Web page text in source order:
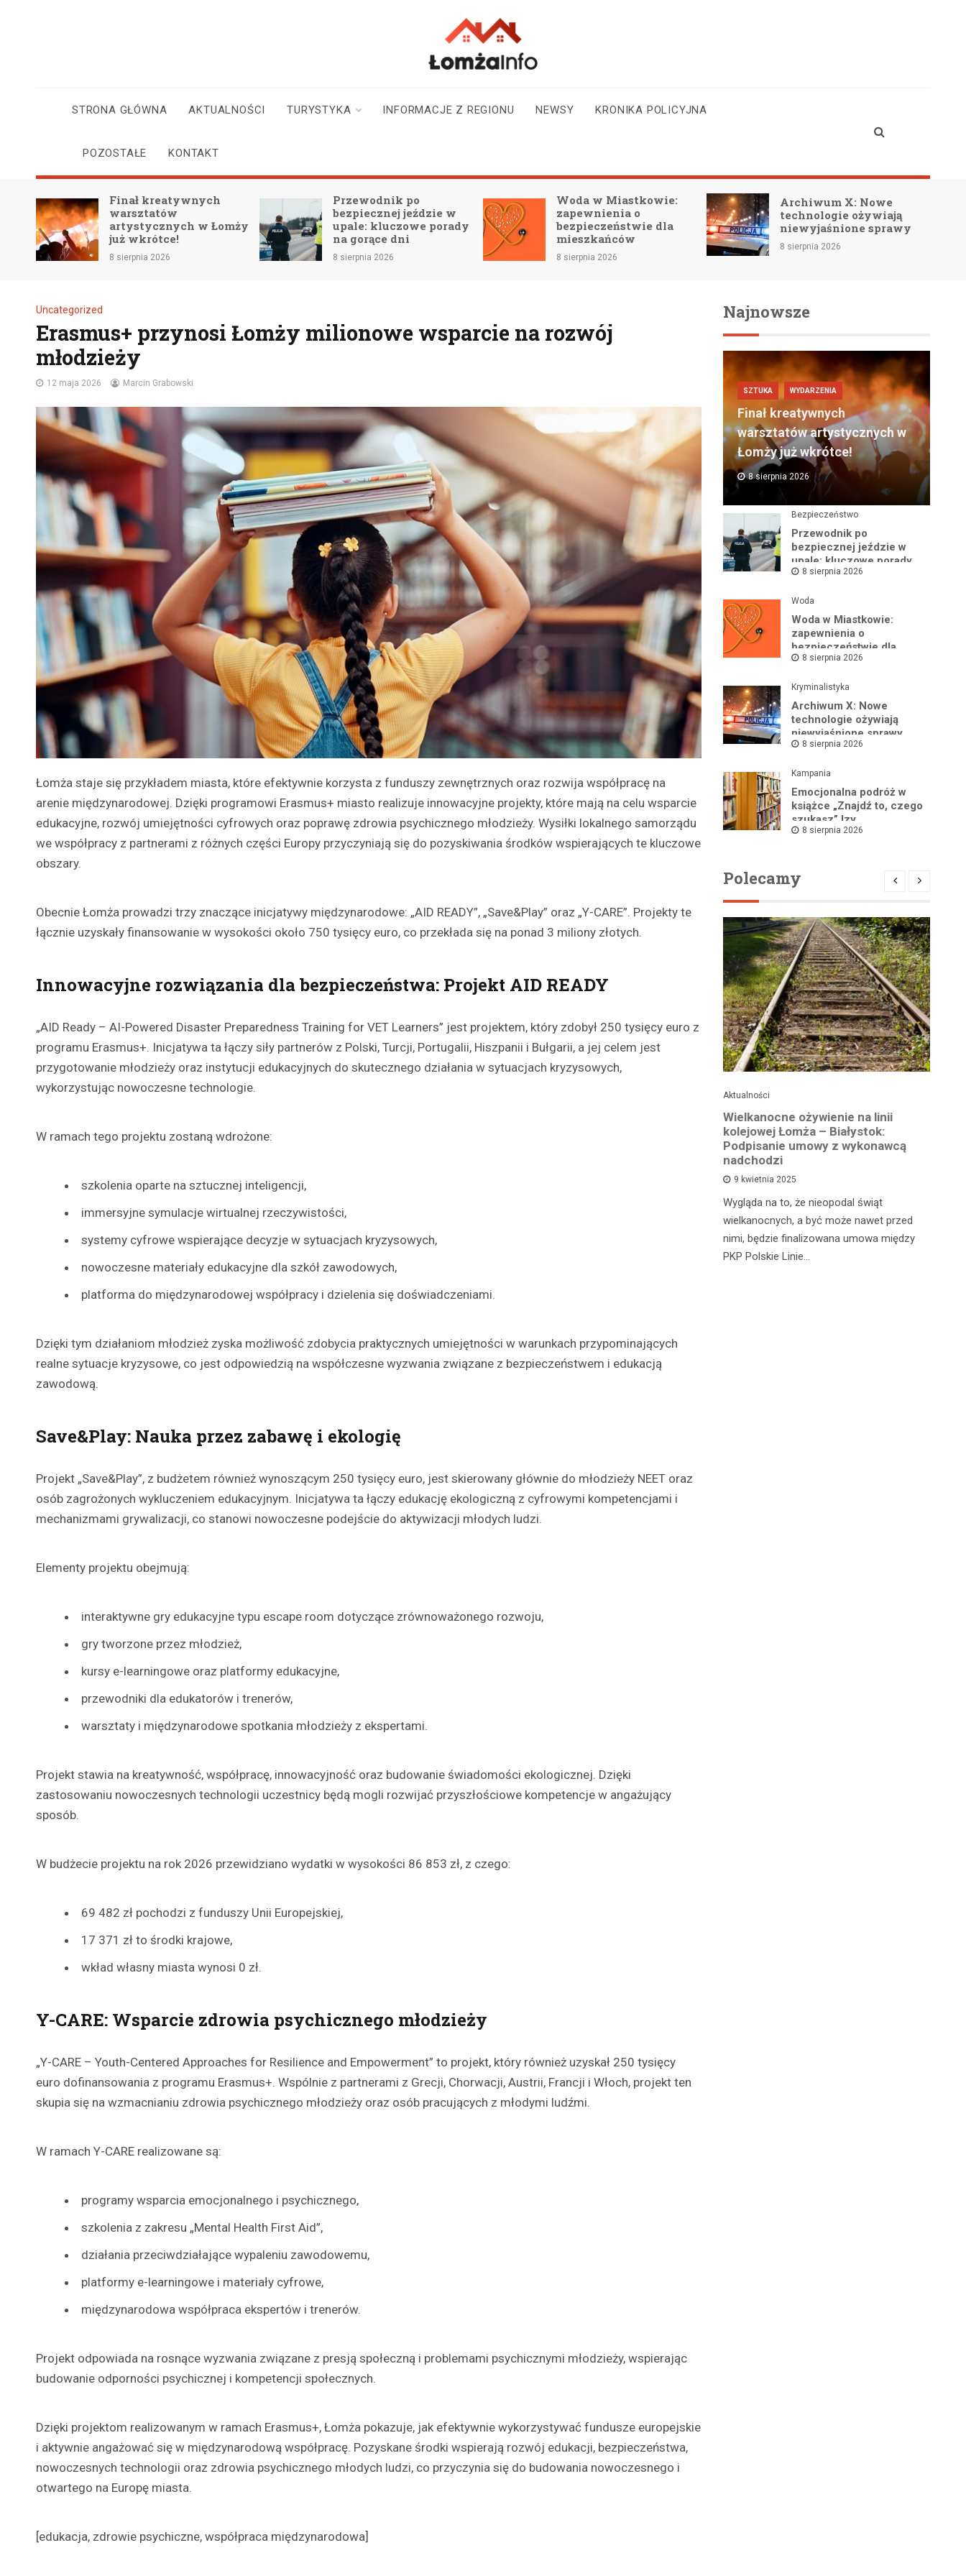
i okolicy
STRONA GŁÓWNA AKTUALNOŚCI TURYSTYKA INFORMACJE Z REGIONU NEWSY KRONIKA POLICYJNA
POZOSTAŁE KONTAKT
Przewodnik po
bezpiecznej jeździe w
upale: kluczowe porady
na gorące dni
8 sierpnia 2026
Woda w Miastkowie:
zapewnienia o
bezpieczeństwie dla
mieszkańców
8 sierpnia 2026
Archiwum X: Nowe
technologie ożywiają
niewyjaśnione sprawy
8 sierpnia 2026
Emocjonalna podróż w
książce „Znajdź to, czego
szukasz” Izy
Maciejewskiej!
Uncategorized
Erasmus+ przynosi Łomży milionowe wsparcie na rozwój
młodzieży
12 maja 2026 Marcin Grabowski
Łomża staje się przykładem miasta, które efektywnie korzysta z funduszy zewnętrznych oraz rozwija współpracę na
arenie międzynarodowej. Dzięki programowi Erasmus+ miasto realizuje innowacyjne projekty, które mają na celu wsparcie
edukacyjne, rozwój umiejętności cyfrowych oraz poprawę zdrowia psychicznego młodzieży. Wysiłki lokalnego samorządu
we współpracy z partnerami z różnych części Europy przyczyniają się do pozyskiwania środków wspierających te kluczowe
obszary.
Obecnie Łomża prowadzi trzy znaczące inicjatywy międzynarodowe: „AID READY”, „Save&Play” oraz „Y-CARE”. Projekty te
łącznie uzyskały finansowanie w wysokości około 750 tysięcy euro, co przekłada się na ponad 3 miliony złotych.
Innowacyjne rozwiązania dla bezpieczeństwa: Projekt AID READY
„AID Ready – AI-Powered Disaster Preparedness Training for VET Learners” jest projektem, który zdobył 250 tysięcy euro z
programu Erasmus+. Inicjatywa ta łączy siły partnerów z Polski, Turcji, Portugalii, Hiszpanii i Bułgarii, a jej celem jest
przygotowanie młodzieży oraz instytucji edukacyjnych do skutecznego działania w sytuacjach kryzysowych,
wykorzystując nowoczesne technologie.
W ramach tego projektu zostaną wdrożone:
szkolenia oparte na sztucznej inteligencji,
immersyjne symulacje wirtualnej rzeczywistości,
systemy cyfrowe wspierające decyzje w sytuacjach kryzysowych,
nowoczesne materiały edukacyjne dla szkół zawodowych,
platforma do międzynarodowej współpracy i dzielenia się doświadczeniami.
Dzięki tym działaniom młodzież zyska możliwość zdobycia praktycznych umiejętności w warunkach przypominających
realne sytuacje kryzysowe, co jest odpowiedzią na współczesne wyzwania związane z bezpieczeństwem i edukacją
zawodową.
Save&Play: Nauka przez zabawę i ekologię
Projekt „Save&Play”, z budżetem również wynoszącym 250 tysięcy euro, jest skierowany głównie do młodzieży NEET oraz
osób zagrożonych wykluczeniem edukacyjnym. Inicjatywa ta łączy edukację ekologiczną z cyfrowymi kompetencjami i
mechanizmami grywalizacji, co stanowi nowoczesne podejście do aktywizacji młodych ludzi.
Elementy projektu obejmują:
interaktywne gry edukacyjne typu escape room dotyczące zrównoważonego rozwoju,
gry tworzone przez młodzież,
kursy e-learningowe oraz platformy edukacyjne,
przewodniki dla edukatorów i trenerów,
warsztaty i międzynarodowe spotkania młodzieży z ekspertami.
Projekt stawia na kreatywność, współpracę, innowacyjność oraz budowanie świadomości ekologicznej. Dzięki
zastosowaniu nowoczesnych technologii uczestnicy będą mogli rozwijać przyszłościowe kompetencje w angażujący
sposób.
W budżecie projektu na rok 2026 przewidziano wydatki w wysokości 86 853 zł, z czego:
69 482 zł pochodzi z funduszy Unii Europejskiej,
17 371 zł to środki krajowe,
wkład własny miasta wynosi 0 zł.
Y-CARE: Wsparcie zdrowia psychicznego młodzieży
„Y-CARE – Youth-Centered Approaches for Resilience and Empowerment” to projekt, który również uzyskał 250 tysięcy
euro dofinansowania z programu Erasmus+. Wspólnie z partnerami z Grecji, Chorwacji, Austrii, Francji i Włoch, projekt ten
skupia się na wzmacnianiu zdrowia psychicznego młodzieży oraz osób pracujących z młodymi ludźmi.
W ramach Y-CARE realizowane są:
programy wsparcia emocjonalnego i psychicznego,
szkolenia z zakresu „Mental Health First Aid”,
działania przeciwdziałające wypaleniu zawodowemu,
platformy e-learningowe i materiały cyfrowe,
międzynarodowa współpraca ekspertów i trenerów.
Projekt odpowiada na rosnące wyzwania związane z presją społeczną i problemami psychicznymi młodzieży, wspierając
budowanie odporności psychicznej i kompetencji społecznych.
Dzięki projektom realizowanym w ramach Erasmus+, Łomża pokazuje, jak efektywnie wykorzystywać fundusze europejskie
i aktywnie angażować się w międzynarodową współpracę. Pozyskane środki wspierają rozwój edukacji, bezpieczeństwa,
nowoczesnych technologii oraz zdrowia psychicznego młodych ludzi, co przyczynia się do budowania nowoczesnego i
otwartego na Europę miasta.
[edukacja, zdrowie psychiczne, współpraca międzynarodowa]
Najnowsze
SZTUKA WYDARZENIA
Finał kreatywnych
warsztatów artystycznych w
Łomży już wkrótce!
8 sierpnia 2026
Bezpieczeństwo
Przewodnik po
bezpiecznej jeździe w
upale: kluczowe porady
na gorące dni
8 sierpnia 2026
Woda
Woda w Miastkowie:
zapewnienia o
bezpieczeństwie dla
mieszkańców
8 sierpnia 2026
Kryminalistyka
Archiwum X: Nowe
technologie ożywiają
niewyjaśnione sprawy
8 sierpnia 2026
Kampania
Emocjonalna podróż w
książce „Znajdź to, czego
szukasz” Izy
Maciejewskiej!
8 sierpnia 2026
Polecamy
Aktualności
Wielkanocne ożywienie na linii
kolejowej Łomża – Białystok:
Podpisanie umowy z wykonawcą
nadchodzi
9 kwietnia 2025
Wygląda na to, że nieopodal świąt
wielkanocnych, a być może nawet przed
nimi, będzie finalizowana umowa między
PKP Polskie Linie…